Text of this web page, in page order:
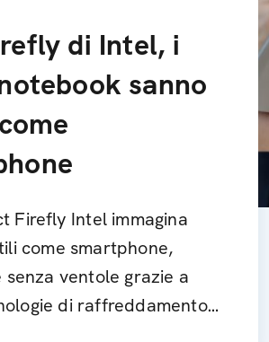
di Intel, i
sanno
Firefly Intel immagina
come smartphone,
senza ventole grazie a
di raffreddamento.